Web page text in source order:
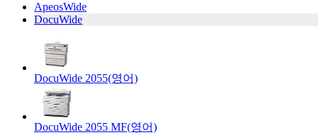
ApeosWide
DocuWide
DocuWide 2055(영어)
DocuWide 2055 MF(영어)